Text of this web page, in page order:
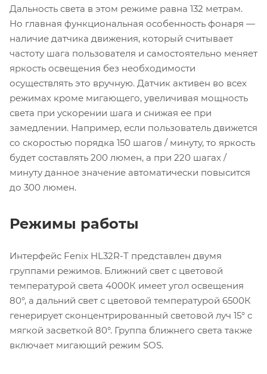
Дальность света в этом режиме равна 132 метрам.
Но главная функциональная особенность фонаря —
наличие датчика движения, который считывает
частоту шага пользователя и самостоятельно меняет
яркость освещения без необходимости
осуществлять это вручную. Датчик активен во всех
режимах кроме мигающего, увеличивая мощность
света при ускорении шага и снижая ее при
замедлении. Например, если пользователь движется
со скоростью порядка 150 шагов / минуту, то яркость
будет составлять 200 люмен, а при 220 шагах /
минуту данное значение автоматически повысится
до 300 люмен.
Режимы работы
Интерфейс Fenix HL32R-T представлен двумя
группами режимов. Ближний свет с цветовой
температурой света 4000К имеет угол освещения
80°, а дальний свет с цветовой температурой 6500К
генерирует сконцентрированный световой луч 15° с
мягкой засветкой 80°. Группа ближнего света также
включает мигающий режим SOS.